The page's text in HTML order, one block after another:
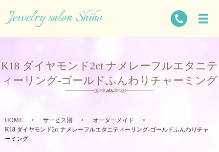
K18 ダイヤモンド2ct ナメレーフルエタニテ
ィーリング-ゴールドふんわりチャーミング
HOME サービス別
オーダーメイド
K18 ダイヤモンド2ct ナメレーフルエタニティーリング-ゴールドふんわりチャ
ーミング